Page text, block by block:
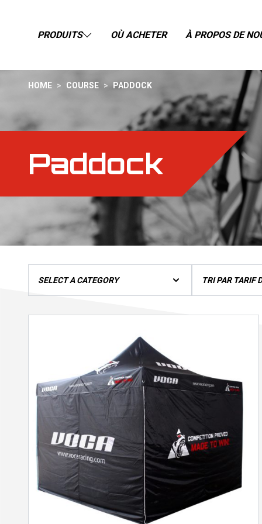
PRODUITS OÙ ACHETER À PROPOS DE
HOME > COURSE > PADDOCK
Paddock